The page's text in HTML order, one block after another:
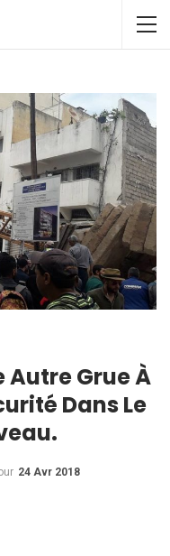
Autre Grue À
Dans Le
24 Avr 2018